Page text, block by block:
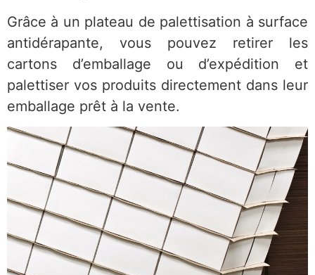
Grâce à un plateau de palettisation à surface
antidérapante, vous pouvez retirer les
cartons d’emballage ou d’expédition et
palettiser vos produits directement dans leur
emballage prêt à la vente.